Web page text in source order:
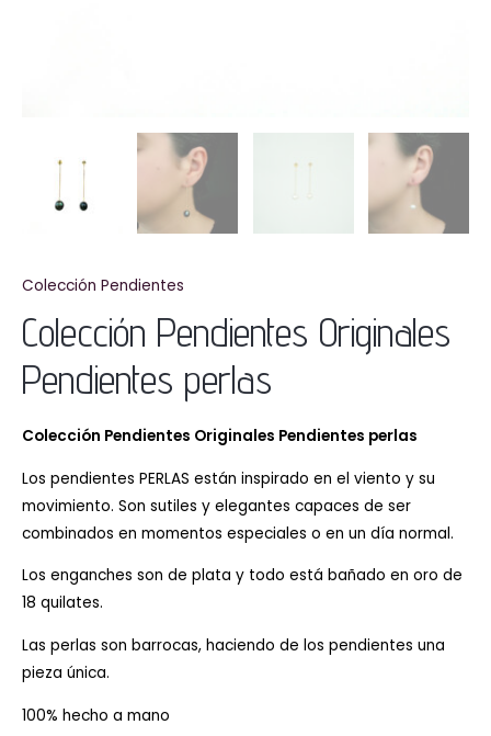
Colección Pendientes
Colección Pendientes Originales
Pendientes perlas
Colección Pendientes Originales Pendientes perlas
Los pendientes PERLAS están inspirado en el viento y su
movimiento. Son sutiles y elegantes capaces de ser
combinados en momentos especiales o en un día normal.
Los enganches son de plata y todo está bañado en oro de
18 quilates.
Las perlas son barrocas, haciendo de los pendientes una
pieza única.
100% hecho a mano